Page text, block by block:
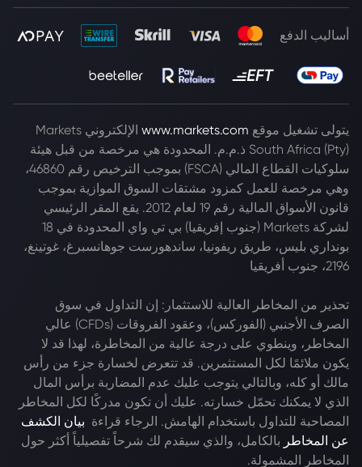
أساليب الدفع
يتولى تشغيل موقع www.markets.com
الإلكتروني Markets
South Africa (Pty) ذ.م.م. المحدودة هي مرخصة من قبل هيئة
سلوكيات القطاع المالي (FSCA) بموجب الترخيص رقم 46860،
وهي مرخصة للعمل كمزود مشتقات السوق الموازية بموجب
قانون الأسواق المالية رقم 19 لعام 2012. يقع المقر الرئيسي
لشركة Markets (جنوب إفريقيا) بي تي واي المحدودة في 18
بونداري بليس، طريق ريفونيا، ساندهورست جوهانسبرغ، غوتينغ،
2196، جنوب أفريقيا
تحذير من المخاطر العالية للاستثمار: إن التداول في سوق
الصرف الأجنبي (الفوركس)، وعقود الفروقات (CFDs) عالي
المخاطر، وينطوي على درجة عالية من المخاطرة، لهذا قد لا
يكون ملائمًا لكل المستثمرين. قد تتعرض لخسارة جزء من رأس
مالك أو كله، وبالتالي يتوجب عليك عدم المضاربة برأس المال
الذي لا يمكنك تحمّل خسارته. عليك أن تكون مدركًا لكل المخاطر
المصاحبة للتداول باستخدام الهامش. الرجاء قراءة بيان الكشف
عن المخاطر بالكامل، والذي سيقدم لك شرحاً تفصيلياً أكثر حول
المخاطر المشمولة.